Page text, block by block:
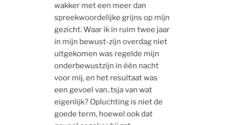
wakker met een meer dan
spreekwoordelijke grijns op mijn
gezicht. Waar ik in ruim twee jaar
in mijn bewust-zijn overdag niet
uitgekomen was regelde mijn
onderbewustzijn in één nacht
voor mij, en het resultaat was
een gevoel van..tsja van wat
eigenlijk? Opluchting is niet de
goede term, hoewel ook dat